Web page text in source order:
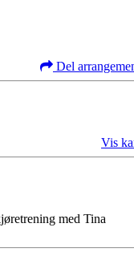
Del
Vis
med Tina